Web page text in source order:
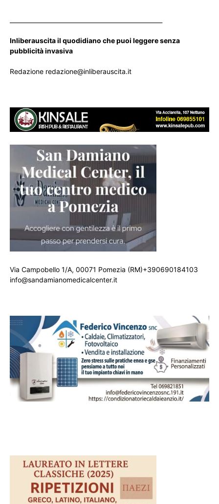
Inliberauscita il quodidiano che puoi leggere senza
pubblicità invasiva
Redazione redazione@inliberauscita.it
Via Campobello 1/A, 00071 Pomezia (RM)+390690184103
info@sandamianomedicalcenter.it